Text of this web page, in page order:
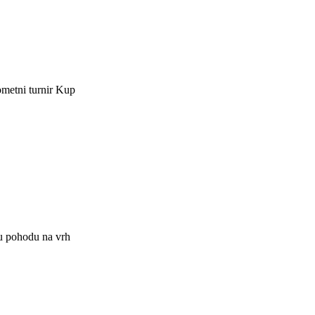
turnir Kup
pohodu na vrh